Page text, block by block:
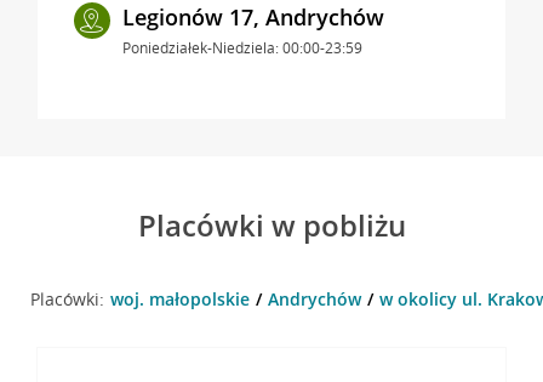
Legionów 17, Andrychów
Poniedziałek-Niedziela: 00:00-23:59
Placówki w pobliżu
Placówki: woj. małopolskie Andrychów w okolicy ul.